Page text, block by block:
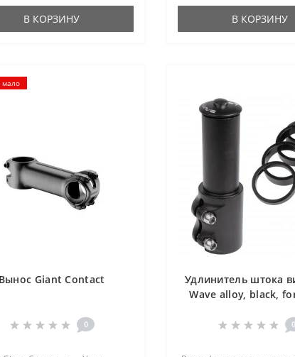
В КОРЗИНУ В КОРЗИНУ
мало
Вынос Giant Contact
0
Удлинитель штока
Wave alloy, black,
0